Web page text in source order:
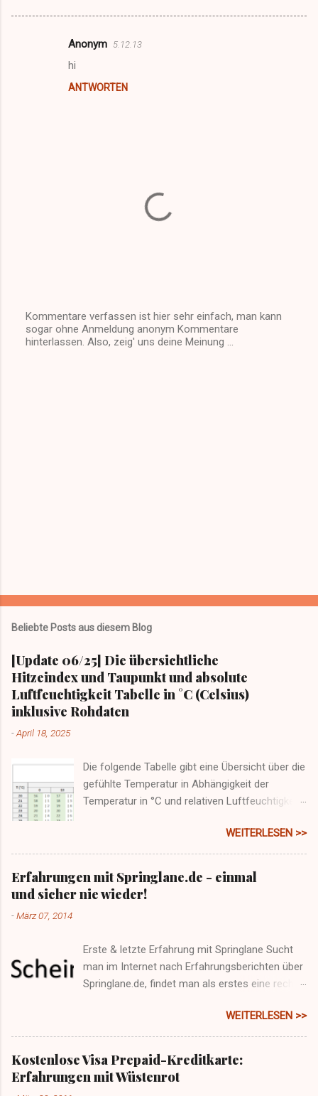
Anonym 5.12.13
hi
ANTWORTEN
K
o
h
n
Kommentare verfassen ist hier sehr einfach, man kann
sogar ohne Anmeldung anonym Kommentare
hinterlassen. Also, zeig' uns deine Meinung ...
Beliebte Posts aus diesem Blog
[Update 06/25] Die übersichtliche
Hitzeindex und Taupunkt und absolute
Luftfeuchtigkeit Tabelle in °C (Celsius)
inklusive Rohdaten
-April 18, 2025
Die folgende Tabelle gibt eine Übersicht über die
gefühlte Temperatur in Abhängigkeit der
Temperatur in °C und relativen Luftfeuchtigkeit.
kalten Monaten Übersicht gibt wann etwa
Schimmel an Wänden entstehen kann (nämlich
bei Unterschreiten des Taupunkt und damit
Kondensation von Wasser an einer Oberfläche).
WEITERLESEN >>
Erfahrungen mit Springlane.de - einmal
und sicher nie wieder!
-März 07, 2014
Erste & letzte Erfahrung mit Springlane Sucht
man im Internet nach Erfahrungsberichten über
Springlane.de, findet man als erstes eine recht
auf trustpilot.de . Doch wenn man erst mal auf
den Service angewiesen ist, sei es aufgrund
einer Reklamation oder einer sonstigen
Anfrage, wird einem bewusst, dass der Schein
trügen kann. Denn sieht man sich einige
WEITERLESEN >>
Kostenlose Visa Prepaid-Kreditkarte:
Erfahrungen mit Wüstenrot